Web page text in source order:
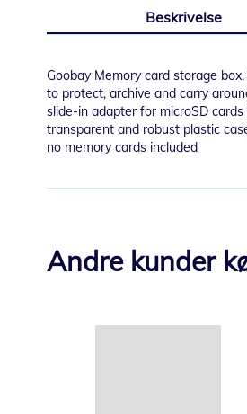
av
Beskrivelse
Goobay Memory card storage
to protect, archive and carry
slide-in adapter for microSD cards
transparent and robust plastic
no memory cards included
Andre kunder